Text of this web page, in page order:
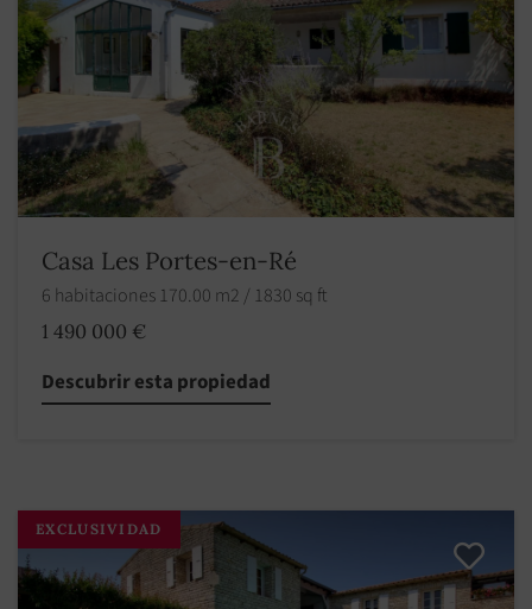
Casa Les Portes-en-Ré
6 habitaciones 170.00 m2 / 1830 sq ft
1 490 000 €
Descubrir esta propiedad
EXCLUSIVIDAD